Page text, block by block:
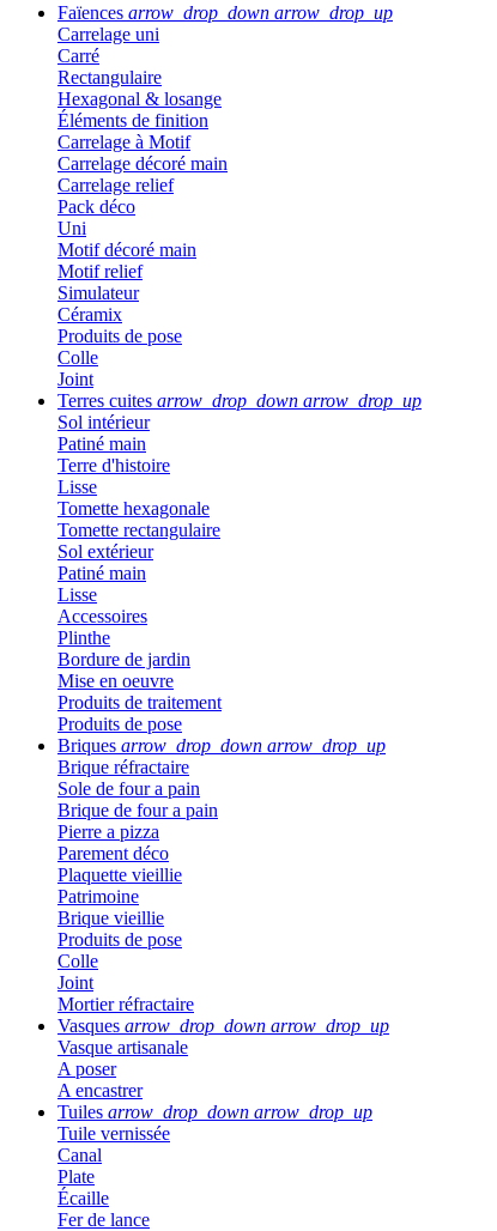
Faïences arrow_drop_down arrow_drop_up
Carrelage uni
Carré
Rectangulaire
Hexagonal & losange
Éléments de finition
Carrelage à Motif
Carrelage décoré main
Carrelage relief
Pack déco
Uni
Motif décoré main
Motif relief
Simulateur
Céramix
Produits de pose
Colle
Joint
Terres cuites arrow_drop_down arrow_drop_up
Sol intérieur
Patiné main
Terre d'histoire
Lisse
Tomette hexagonale
Tomette rectangulaire
Sol extérieur
Patiné main
Lisse
Accessoires
Plinthe
Bordure de jardin
Mise en oeuvre
Produits de traitement
Produits de pose
Briques arrow_drop_down arrow_drop_up
Brique réfractaire
Sole de four a pain
Brique de four a pain
Pierre a pizza
Parement déco
Plaquette vieillie
Patrimoine
Brique vieillie
Produits de pose
Colle
Joint
Mortier réfractaire
Vasques arrow_drop_down arrow_drop_up
Vasque artisanale
A poser
A encastrer
Tuiles arrow_drop_down arrow_drop_up
Tuile vernissée
Canal
Plate
Écaille
Fer de lance